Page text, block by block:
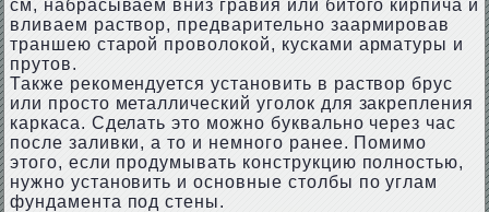
см, набрасываем вниз гравия или битого кирпича и
вливаем раствор, предварительно заармировав
траншею старой проволокой, кусками арматуры и
прутов.
Также рекомендуется установить в раствор брус
или просто металлический уголок для закрепления
каркаса. Сделать это можно буквально через час
после заливки, а то и немного ранее. Помимо
этого, если продумывать конструкцию полностью,
нужно установить и основные столбы по углам
фундамента под стены.